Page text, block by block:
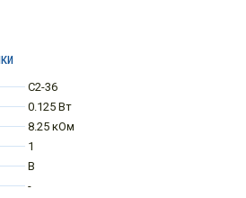
С2-36
0.125 Вт
8.25 кОм
1
В
-